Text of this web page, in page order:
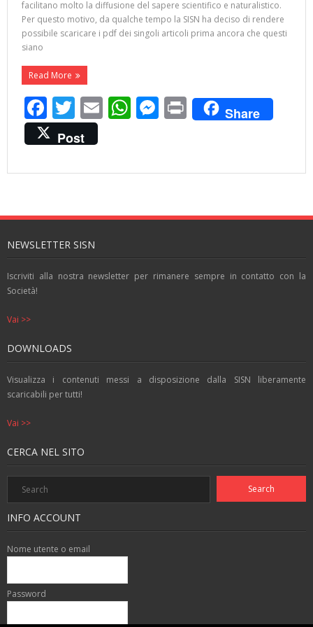
facilitano molto la diffusione del sapere scientifico e naturalistico.
Per questo motivo, da qualche tempo la SISN ha deciso di rendere
possibile scaricare i pdf dei singoli articoli prima ancora che questi
siano
Read More
F
ac
e
b
o
k
T
w
itt
er
E
l
W
s
p
M
e
g
Pr
in
Share
Post
NEWSLETTER SISN
Iscriviti alla nostra newsletter per rimanere sempre in contatto con la
Società!
Vai >>
DOWNLOADS
Visualizza i contenuti messi a disposizione dalla SISN liberamente
scaricabili per tutti!
Vai >>
CERCA NEL SITO
INFO ACCOUNT
Nome utente o email
Password